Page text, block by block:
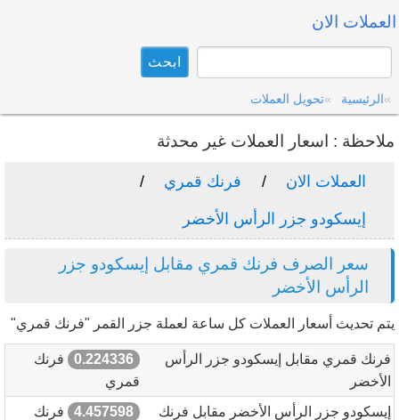
العملات الان
الرئيسية تحويل العملات
ملاحظة : اسعار العملات غير محدثة
العملات الان فرنك قمري
إيسكودو جزر الرأس الأخضر
سعر الصرف فرنك قمري مقابل إيسكودو جزر
الرأس الأخضر
يتم تحديث أسعار العملات كل ساعة لعملة جزر القمر "فرنك قمري"
فرنك قمري مقابل إيسكودو جزر الرأس
الأخضر
0.224336
فرنك
قمري
إيسكودو جزر الرأس الأخضر مقابل فرنك
4.457598
فرنك